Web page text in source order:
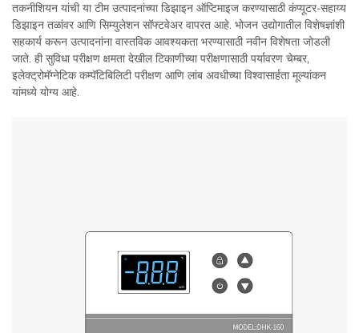
तकनीशियन यांची या टीम उत्पादनांच्या डिझाइन ऑप्टिमाइज करण्यासाठी कंप्यूटर-सहाय्य
डिझाइन तळांवर आणि सिम्युलेशन सॉफ्टवेअर वापरत आहे. भोजन उद्योगातील विशेषज्ञांशी
सहकार्य करून उत्पादनांना वास्तविक आवश्यकता भरण्यासाठी नवीन विशेषता जोडली
जाते. ही सुविधा परीक्षण क्षमता देखील टिकाणीच्या परीक्षणासाठी पर्यावरण चेम्बर,
इलेक्ट्रोमॅग्नेटिक कम्पॅटिबिलिटी परीक्षण आणि लांब अवधीच्या विश्वासार्हता मूल्यांकन
यांमध्ये योग्य आहे.